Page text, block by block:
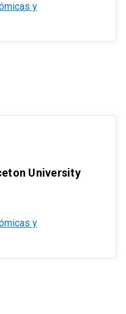
y
University
y